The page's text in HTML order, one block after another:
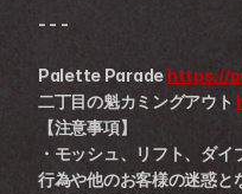
- - -
Palette Parade https://
二丁目の魁カミングアウト
【注意事項】
・モッシュ、リフト、ダ
行為や他のお客様の迷惑と